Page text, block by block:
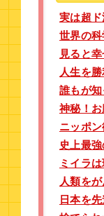
実は超
世界の
見ると
人生を
誰もが
神秘！
ニッポ
史上最
ミイラ
人類を
日本を